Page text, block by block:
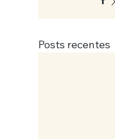
Posts recentes